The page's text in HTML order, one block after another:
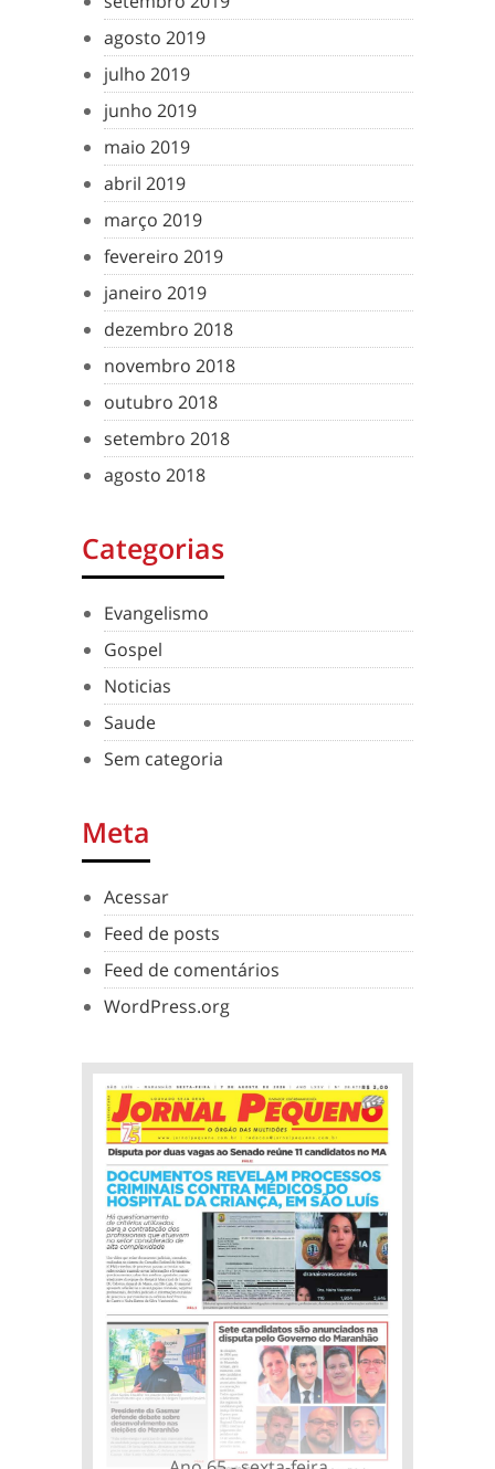
agosto 2019
julho 2019
junho 2019
maio 2019
abril 2019
março 2019
fevereiro 2019
janeiro 2019
dezembro 2018
novembro 2018
outubro 2018
setembro 2018
agosto 2018
Categorias
Evangelismo
Gospel
Noticias
Saude
Sem categoria
Meta
Acessar
Feed de posts
Feed de comentários
WordPress.org